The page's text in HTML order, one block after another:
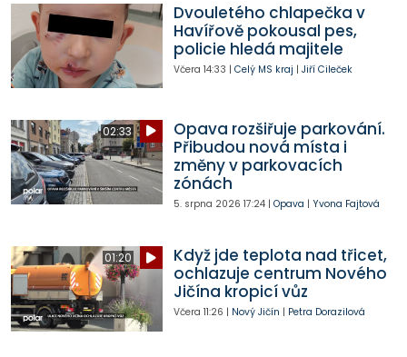
Dvouletého chlapečka v
Havířově pokousal pes,
policie hledá majitele
Včera 14:33 | Celý MS kraj | Jiří Cileček
02:33
Opava rozšiřuje parkování.
Přibudou nová místa i
změny v parkovacích
zónách
5. srpna 2026 17:24| Opava | Yvona Fajtová
01:20
Když jde teplota nad třicet,
ochlazuje centrum Nového
Jičína kropicí vůz
Včera 11:26 | Nový Jičín | Petra Dorazilová